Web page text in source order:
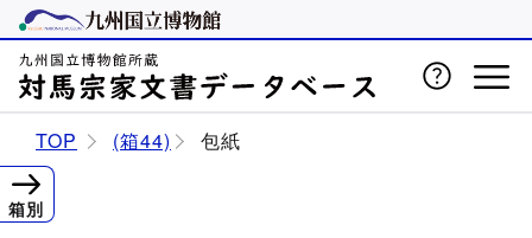
TOP (箱44) 包紙
箱別